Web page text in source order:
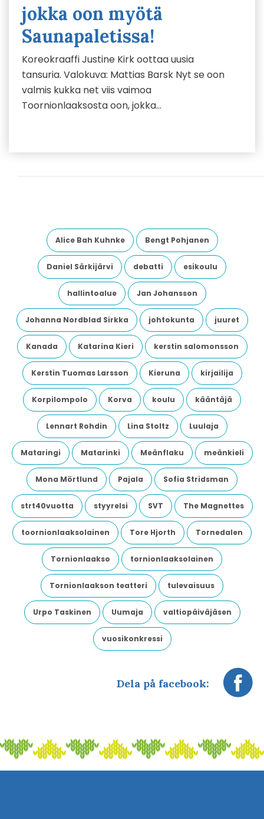
jokka oon myötä
Saunapaletissa!
Koreokraaffi Justine Kirk oottaa uusia
tansuria. Valokuva: Mattias Barsk Nyt se oon
valmis kukka net viis vaimoa
Toornionlaaksosta oon, jokka…
Alice Bah Kuhnke Bengt Pohjanen
Daniel Särkijärvi debatti esikoulu
hallintoalue Jan Johansson
Johanna Nordblad Sirkka johtokunta juuret
Kanada Katarina Kieri kerstin salomonsson
Kerstin Tuomas Larsson Kieruna kirjailija
Korpilompolo Korva koulu kääntäjä
Lennart Rohdin Lina Stoltz Luulaja
Mataringi Matarinki Meänflaku meänkieli
Mona Mörtlund Pajala Sofia Stridsman
strt40vuotta styyrelsi SVT The Magnettes
toornionlaaksolainen Tore Hjorth Tornedalen
Tornionlaakso tornionlaaksolainen
Tornionlaakson teatteri tulevaisuus
Urpo Taskinen Uumaja valtiopäiväjäsen
vuosikonkressi
Dela på facebook: